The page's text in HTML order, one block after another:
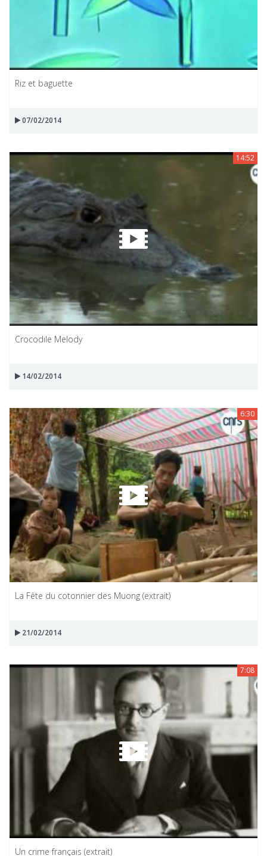
Riz et baguette
07/02/2014
14:52
Crocodile Melody
14/02/2014
6:30
La Fête du cotonnier des Muong (extrait)
21/02/2014
7:08
Un crime français (extrait)